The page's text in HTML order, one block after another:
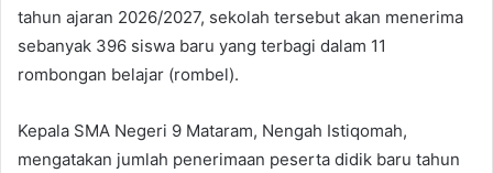
tahun ajaran 2026/2027, sekolah tersebut akan menerima
sebanyak 396 siswa baru yang terbagi dalam 11
rombongan belajar (rombel).
Kepala SMA Negeri 9 Mataram, Nengah Istiqomah,
mengatakan jumlah penerimaan peserta didik baru tahun